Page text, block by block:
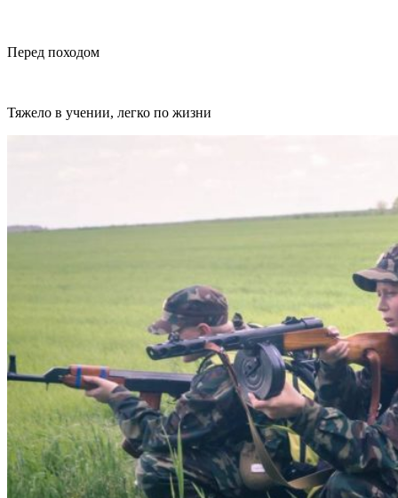
Перед походом
Тяжело в учении, легко по жизни